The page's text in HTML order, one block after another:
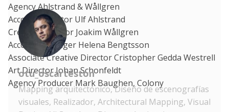
Agency Ahlstrand & Wållgren
Account Director Ulf Ahlstrand
Creative Director Joakim Wållgren
Account Manager Helena Bengtsson
Associate Creative Director Cristopher Gedda Westrell
Art Director Johan Schonfeldt
Agency Producer Mark Baughen, Colony
otu_oscarteston
Mapping arquitectónico, Diseño de escenografías
visuales, Realizador, Architectural Mapping, Visual